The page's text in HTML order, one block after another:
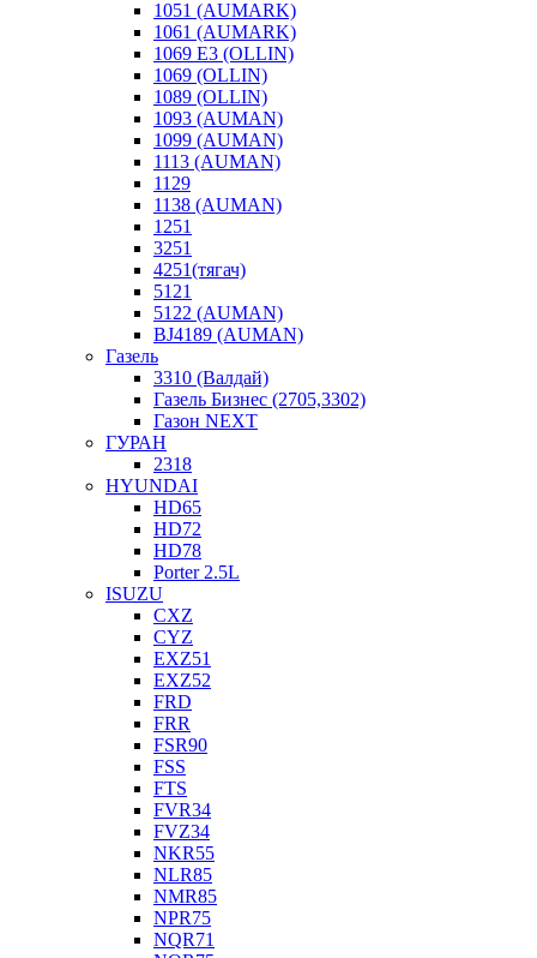
1051 (AUMARK)
1061 (AUMARK)
1069 E3 (OLLIN)
1069 (OLLIN)
1089 (OLLIN)
1093 (AUMAN)
1099 (AUMAN)
1113 (AUMAN)
1129
1138 (AUMAN)
1251
3251
4251(тягач)
5121
5122 (AUMAN)
BJ4189 (AUMAN)
Газель
3310 (Валдай)
Газель Бизнес (2705,3302)
Газон NEXT
ГУРАН
2318
HYUNDAI
HD65
HD72
HD78
Porter 2.5L
ISUZU
CXZ
CYZ
EXZ51
EXZ52
FRD
FRR
FSR90
FSS
FTS
FVR34
FVZ34
NKR55
NLR85
NMR85
NPR75
NQR71